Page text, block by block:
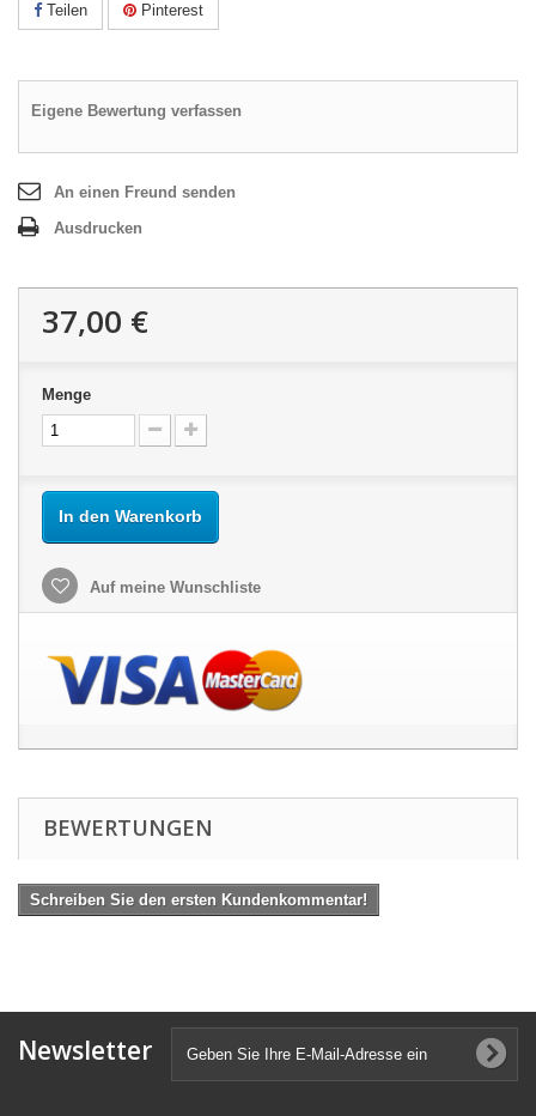
Teilen Pinterest
Eigene Bewertung verfassen
An einen Freund senden
Ausdrucken
37,00 €
Menge
In den Warenkorb
Auf meine Wunschliste
BEWERTUNGEN
Schreiben Sie den ersten Kundenkommentar!
Newsletter